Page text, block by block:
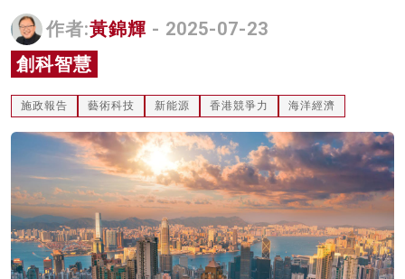
名家榜
灼見活動
關於我們
作者:黃錦輝 - 2025-07-23
創科智慧
施政報告 藝術科技 新能源 香港競爭力 海洋經濟